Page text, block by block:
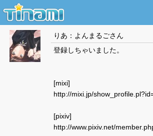
りあ：よんまるごさん
登録しちゃいました。
[mixi]
http://mixi.jp/
[pixiv]
http://www.pixiv.net/